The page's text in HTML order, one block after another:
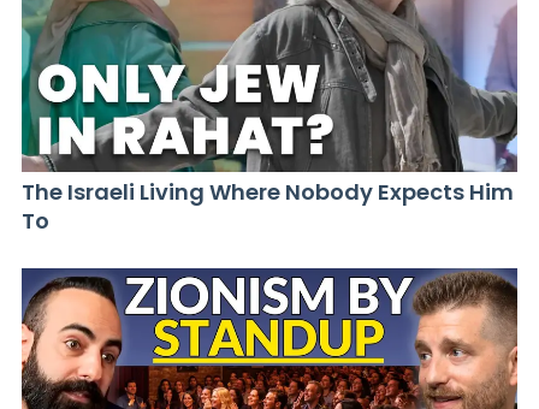
The Israeli Living Where Nobody Expects Him
To